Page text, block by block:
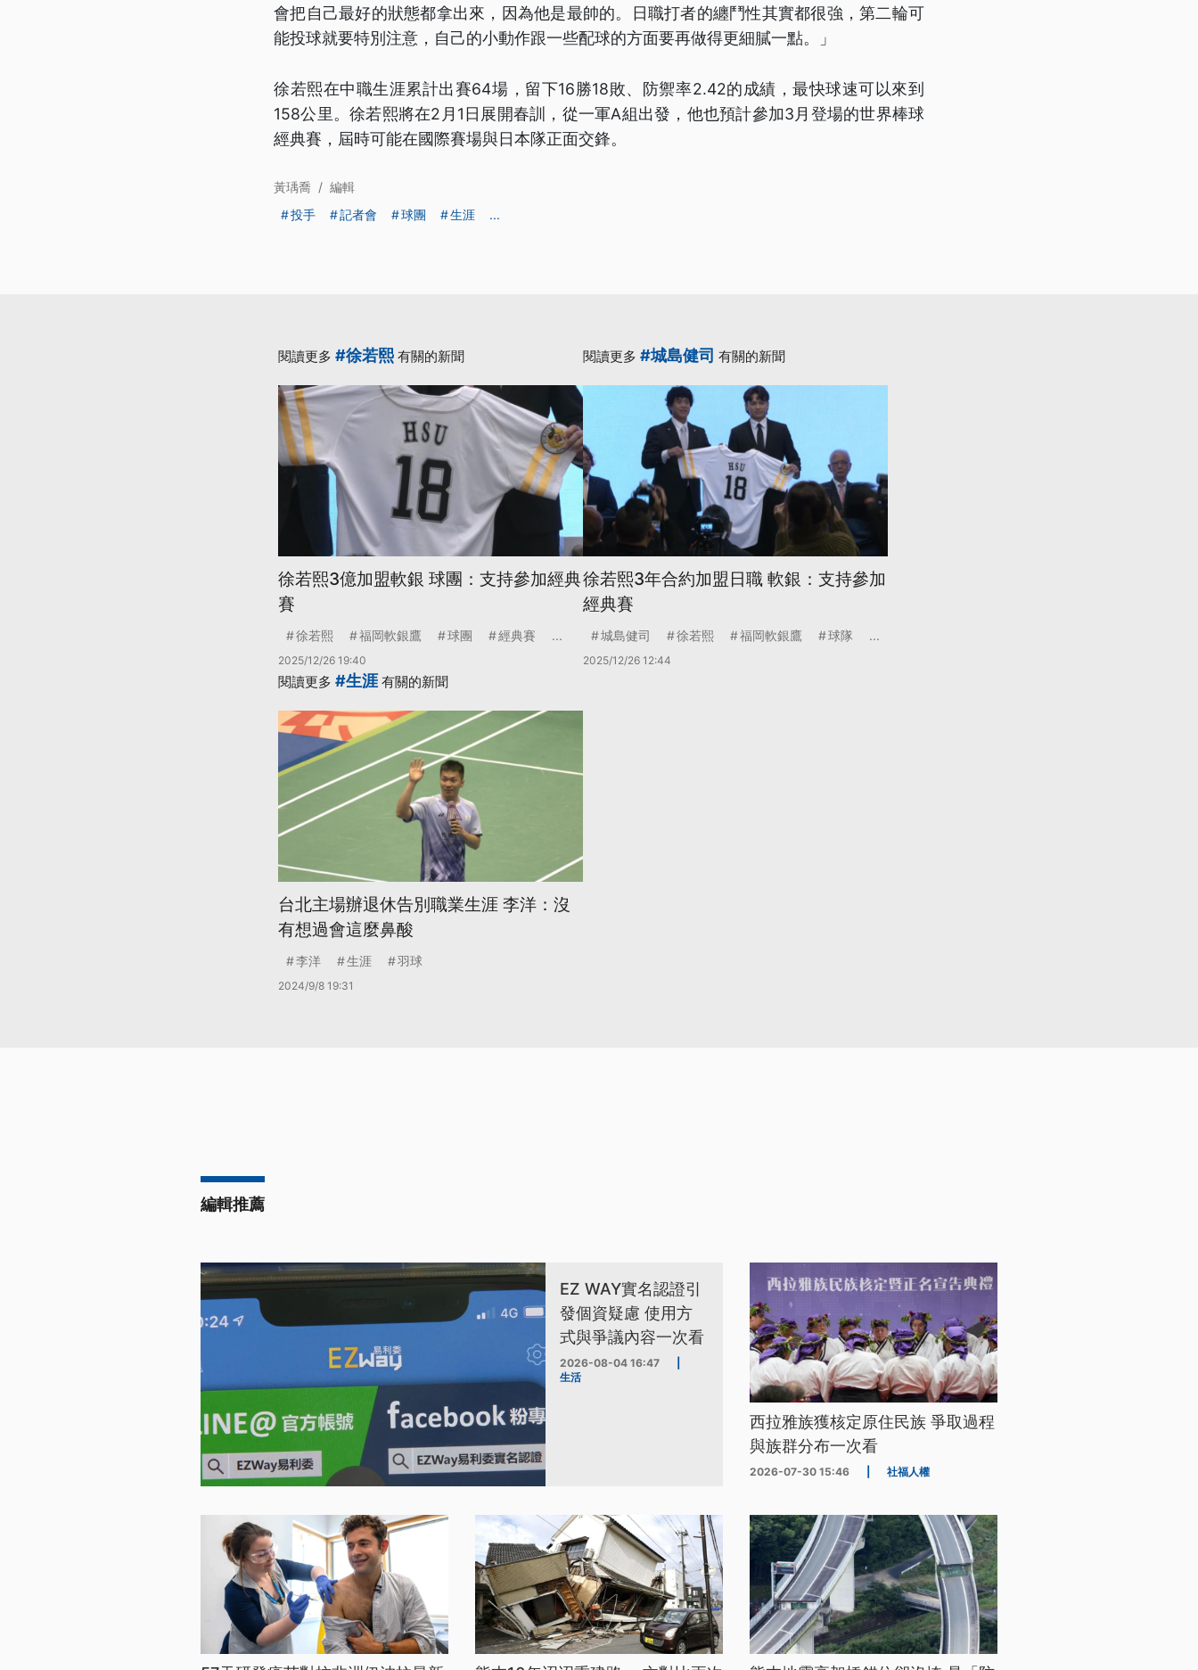
會把自己最好的狀態都拿出來，因為他是最帥的。日職打者的纏鬥性其實都很強，第二輪可
能投球就要特別注意，自己的小動作跟一些配球的方面要再做得更細膩一點。」
徐若熙在中職生涯累計出賽64場，留下16勝18敗、防禦率2.42的成績，最快球速可以來到
158公里。徐若熙將在2月1日展開春訓，從一軍A組出發，他也預計參加3月登場的世界棒球
經典賽，屆時可能在國際賽場與日本隊正面交鋒。
黃瑀喬 / 編輯
投手
記者會 球團 生涯 ...
閱讀更多 #徐若熙 有關的新聞
徐若熙3億加盟軟銀 球團：支持參加經典
賽
徐若熙 福岡軟銀鷹 球團 經典賽 ...
2025/12/26 19:40
閱讀更多 #城島健司 有關的新聞
徐若熙3年合約加盟日職 軟銀：支持參加
經典賽
城島健司 徐若熙 福岡軟銀鷹 球隊 ...
2025/12/26 12:44
閱讀更多 #生涯 有關的新聞
台北主場辦退休告別職業生涯 李洋：沒
有想過會這麼鼻酸
李洋 生涯 羽球
2024/9/8 19:31
編輯推薦
EZ WAY實名認證引
發個資疑慮 使用方
式與爭議內容一次看
2026-08-04 16:47
生活
西拉雅族獲核定原住民族 爭取過程
與族群分布一次看
2026-07-30 15:46 社福人權